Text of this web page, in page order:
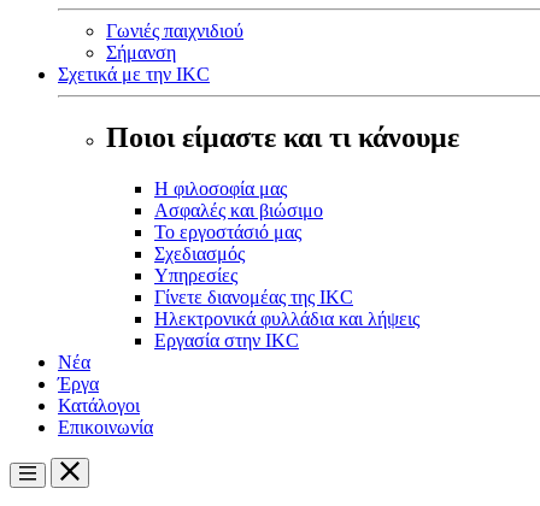
Γωνιές παιχνιδιού
Σήμανση
Σχετικά με την IKC
Ποιοι είμαστε και τι κάνουμε
Η φιλοσοφία μας
Ασφαλές και βιώσιμο
Το εργοστάσιό μας
Σχεδιασμός
Υπηρεσίες
Γίνετε διανομέας της IKC
Ηλεκτρονικά φυλλάδια και λήψεις
Εργασία στην IKC
Νέα
Έργα
Κατάλογοι
Επικοινωνία